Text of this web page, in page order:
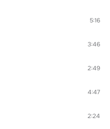
5:16
3:46
2:49
4:47
2:24